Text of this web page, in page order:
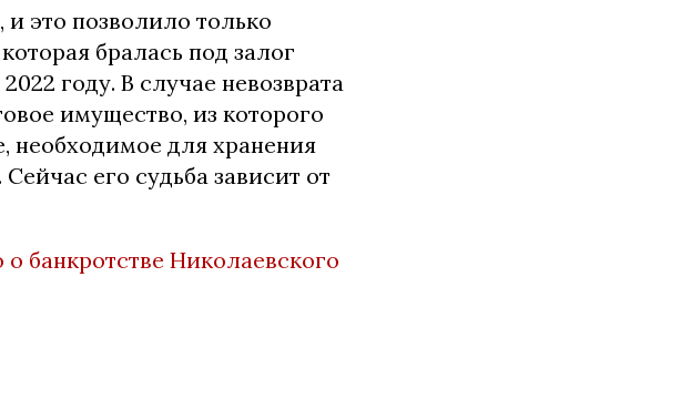
это позволило только
бралась под залог
году. В случае невозврата
имущество, из которого
необходимое для хранения
его судьба зависит от
банкротстве Николаевского